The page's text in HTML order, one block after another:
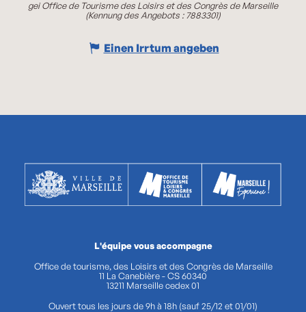
gei Office de Tourisme des Loisirs et des Congrès de Marseille
(Kennung des Angebots :7883301)
Einen Irrtum angeben
L'équipe vous accompagne
Office de tourisme, des Loisirs et des Congrès de Marseille
11 La Canebière - CS 60340
13211 Marseille cedex 01
Ouvert tous les jours de 9h à 18h (sauf 25/12 et 01/01)